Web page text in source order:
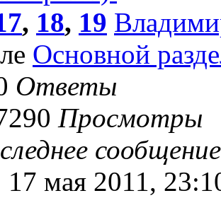
, 18, 19
Основной
Ответы
Просмотры
17 мая 2011,